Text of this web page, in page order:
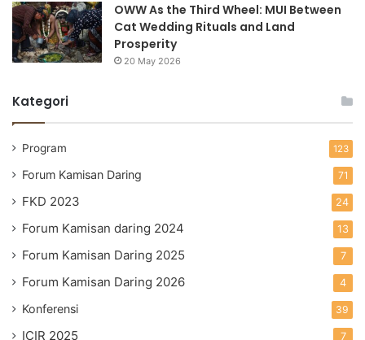
OWW As the Third Wheel: MUI Between
Cat Wedding Rituals and Land
Prosperity
20 May 2026
Kategori
Program 123
Forum Kamisan Daring 71
FKD 2023 24
Forum Kamisan daring 2024 13
Forum Kamisan Daring 2025 7
Forum Kamisan Daring 2026 4
Konferensi 39
ICIR 2025 7